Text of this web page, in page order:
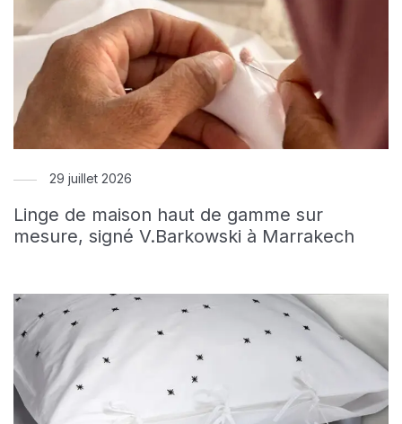
29 juillet 2026
Linge de maison haut de gamme sur
mesure, signé V.Barkowski à Marrakech